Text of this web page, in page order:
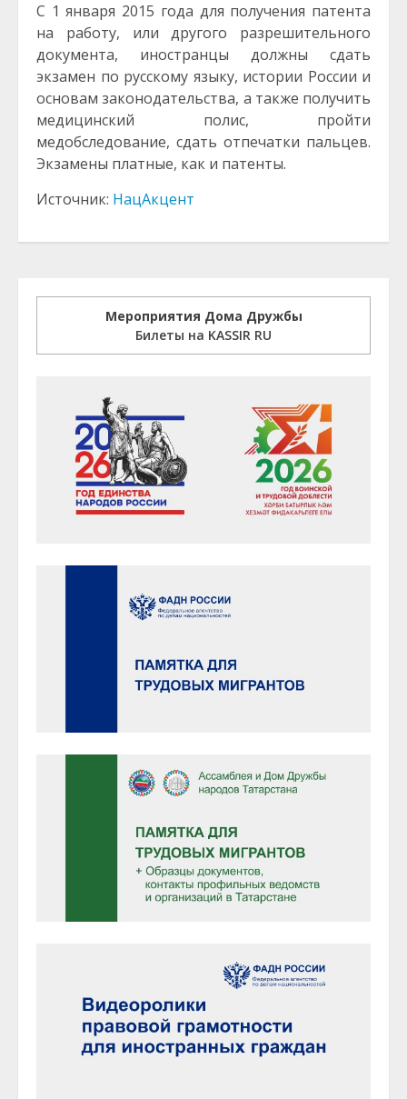
С 1 января 2015 года для получения патента
на работу, или другого разрешительного
документа, иностранцы должны сдать
экзамен по русскому языку, истории России и
основам законодательства, а также получить
медицинский полис, пройти
медобследование, сдать отпечатки пальцев.
Экзамены платные, как и патенты.
Источник: НацАкцент
Мероприятия Дома Дружбы
Билеты на KASSIR RU